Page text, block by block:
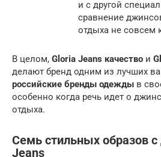
и с другой
сравнение
отдыха не совсем
В целом, Gloria Jeans качество и
делают бренд одним из лучших
российские бренды одежды в
особенно когда речь идет о
отдыха.
Семь стильных образов
Jeans